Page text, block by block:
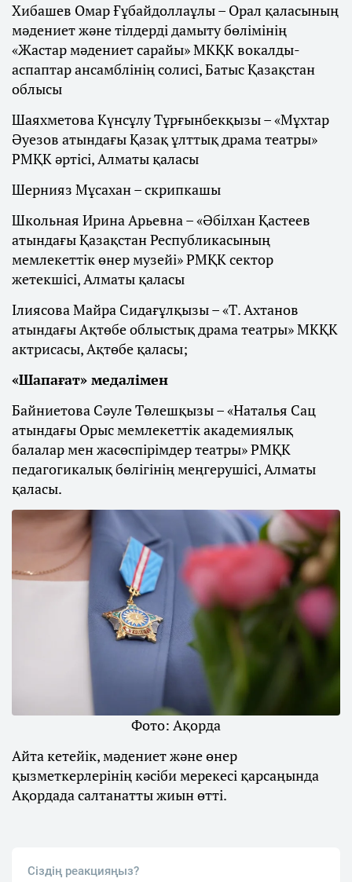
Хибашев Омар Ғұбайдоллаұлы – Орал қаласының
мәдениет және тілдерді дамыту бөлімінің
«Жастар мәдениет сарайы» МКҚК вокалды-
аспаптар ансамблінің солисі, Батыс Қазақстан
облысы
Шаяхметова Күнсұлу Тұрғынбекқызы – «Мұхтар
Әуезов атындағы Қазақ ұлттық драма театры»
РМҚК әртісі, Алматы қаласы
Шернияз Мұсахан – скрипкашы
Школьная Ирина Арьевна – «Әбілхан Қастеев
атындағы Қазақстан Республикасының
мемлекеттік өнер музейі» РМҚК сектор
жетекшісі, Алматы қаласы
Ілиясова Майра Сидағұлқызы – «Т. Ахтанов
атындағы Ақтөбе облыстық драма театры» МКҚК
актрисасы, Ақтөбе қаласы;
«Шапағат» медалімен
Байниетова Сәуле Төлешқызы – «Наталья Сац
атындағы Орыс мемлекеттік академиялық
балалар мен жасөспірімдер театры» РМҚК
педагогикалық бөлігінің меңгерушісі, Алматы
қаласы.
Фото: Ақорда
Айта кетейік, мәдениет және өнер
қызметкерлерінің кәсіби мерекесі қарсаңында
Ақордада салтанатты жиын өтті.
Сіздің реакцияңыз?